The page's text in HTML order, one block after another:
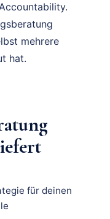
mehrere
hat.
für deinen